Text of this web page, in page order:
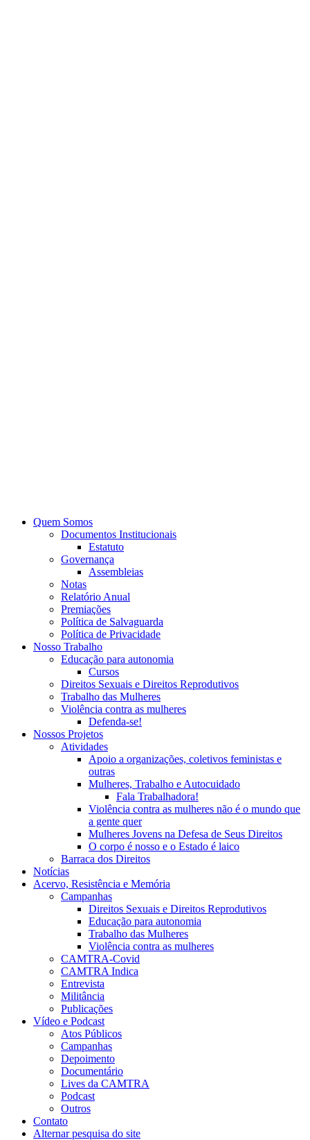
Quem Somos
Documentos Institucionais
Estatuto
Governança
Assembleias
Notas
Relatório Anual
Premiações
Política de Salvaguarda
Política de Privacidade
Nosso Trabalho
Educação para autonomia
Cursos
Direitos Sexuais e Direitos Reprodutivos
Trabalho das Mulheres
Violência contra as mulheres
Defenda-se!
Nossos Projetos
Atividades
Apoio a organizações, coletivos feministas e
outras
Mulheres, Trabalho e Autocuidado
Fala Trabalhadora!
Violência contra as mulheres não é o mundo que
a gente quer
Mulheres Jovens na Defesa de Seus Direitos
O corpo é nosso e o Estado é laico
Barraca dos Direitos
Notícias
Acervo, Resistência e Memória
Campanhas
Direitos Sexuais e Direitos Reprodutivos
Educação para autonomia
Trabalho das Mulheres
Violência contra as mulheres
CAMTRA-Covid
CAMTRA Indica
Entrevista
Militância
Publicações
Vídeo e Podcast
Atos Públicos
Campanhas
Depoimento
Documentário
Lives da CAMTRA
Podcast
Outros
Contato
Alternar pesquisa do site